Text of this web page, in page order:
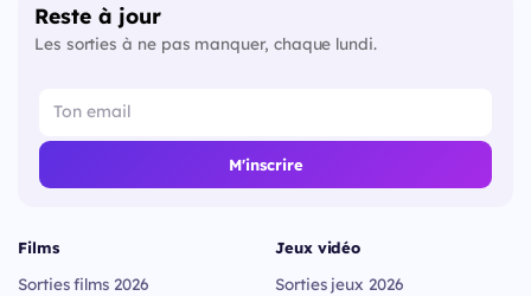
Reste à jour
Les sorties à ne pas manquer, chaque lundi.
M'inscrire
Films
Sorties films 2026
Jeux vidéo
Sorties jeux 2026